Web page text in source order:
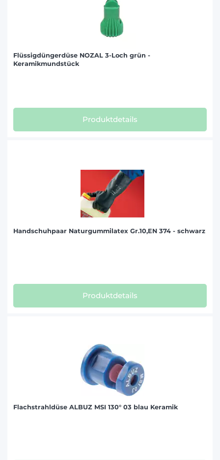
Flüssigdüngerdüse NOZAL 3-Loch grün -
Keramikmundstück
Produktdetails
Handschuhpaar Naturgummilatex Gr.10,EN 374 - schwarz
Produktdetails
Flachstrahldüse ALBUZ MSI 130° 03 blau Keramik